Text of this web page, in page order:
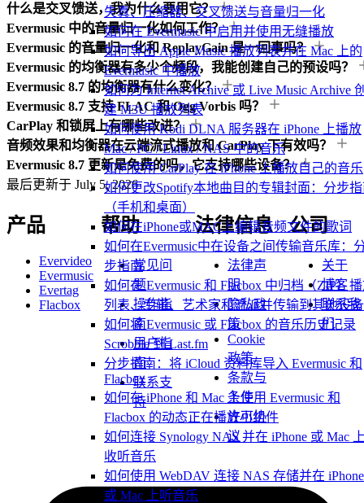
失真、压缩器、交叉馈送与音量归一化
如何在 Evermusic 中启用并使用无缝播放
如何导出 Apple Music 播放列表并在 Mac 上的
Evermusic 中播放
如何为 Internet Archive 或 Live Music Archive
建 M3U 播放列表
如何使用 Kodi DLNA 服务器在 iPhone 上播放
Mac / PC / Linux / NAS 中的音乐
如何使用 CarPlay 在 iPhone 上播放自己的音乐
如何更改Spotify本地曲目的专辑封面：分步
（手机和桌面）
如何在iPhone或MAC上编辑音频文件的歌词
如何在Evermusic中在设备之间传输音乐库：
步指南
如何在 Evermusic 和 Flacbox 中归档（ZIP）
列表、专辑、艺术家和流派并传输到其他设备
如何将 Evermusic 或 Flacbox 的音乐历史记录
Scrobble 到 Last.fm
分步指南：将 iCloud 资料库导入 Evermusic 和
Flacbox
如何在 iPhone 和 Mac 上使用 Evermusic 和
Flacbox 的动态正在播放小组件
如何连接 Synology NAS 并在 iPhone 或 Mac
收听音乐
如何使用 WebDAV 连接 NAS 存储并在 iPhone
或 Mac 上听音乐
什么是交叉馈送，我为什么要用它？
Evermusic 中的音量归一化如何工作？
Evermusic 的音量归一化和 ReplayGain 是一回事吗？
Evermusic 的均衡器有多少个频段，我能创建自己的预设吗？
Evermusic 8.7 的均衡器有什么变化？
Evermusic 8.7 支持 FLAC 和 Ogg Vorbis 吗？
CarPlay 和锁屏上有哪些改进？
音频效果和均衡器在云端流式播放和 CarPlay 下有效吗？
Evermusic 8.7 更新是免费的吗，它支持哪些设备？
最后更新于 July 5, 2026
产品
Evervideo
Evermusic
Evertag
Flacbox
帮助
常见问
题
操作指
南
用户指
南
联系支
持
法律信息
法律声
明
隐私政
策
Cookie
政策
条款与
条件
许可协
议
公司
关于
博客
联系我
们